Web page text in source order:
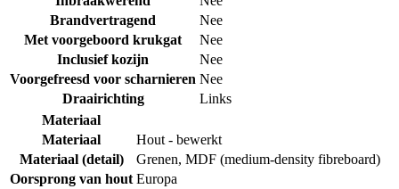
Brandvertragend
Nee
Met voorgeboord krukgat
Nee
Inclusief kozijn
Nee
Voorgefreesd voor scharnieren Nee
Draairichting
Links
Materiaal
Materiaal
Hout - bewerkt
Materiaal (detail)
Grenen, MDF (medium-density fibreboard)
Oorsprong van hout Europa